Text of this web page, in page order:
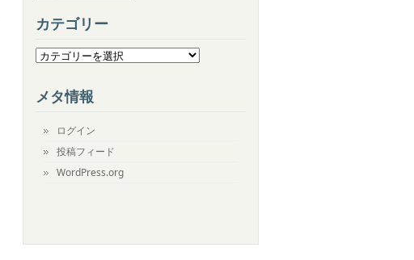
カ
ブ
カテゴリー
カ
リ
メタ情報
ログイン
投稿フィード
WordPress.org